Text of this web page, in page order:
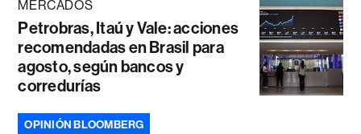
MERCADOS
Petrobras, Itaú y Vale: acciones
recomendadas en Brasil para
agosto, según bancos y
corredurías
OPINIÓN BLOOMBERG